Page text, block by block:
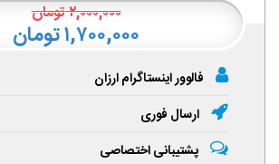
۲,۰۰۰,۰۰۰تومان
۱,۷۰۰,۰۰۰ تومان
فالوور اینستاگرام ارزان
ارسال فوری
پشتیبانی اختصاصی